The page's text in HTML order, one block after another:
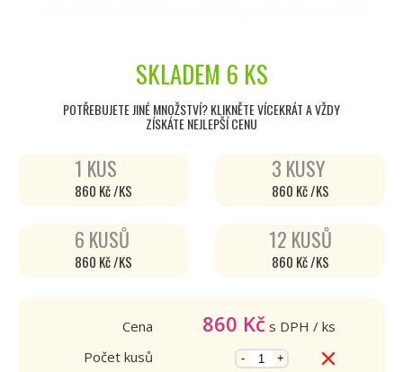
SKLADEM 6 KS
POTŘEBUJETE JINÉ MNOŽSTVÍ? KLIKNĚTE VÍCEKRÁT A VŽDY
ZÍSKÁTE NEJLEPŠÍ CENU
1 KUS
860 Kč /KS
3 KUSY
860 Kč /KS
6 KUSŮ
860 Kč /KS
12 KUSŮ
860 Kč /KS
Cena 860 Kč s DPH / ks
Počet kusů
- +